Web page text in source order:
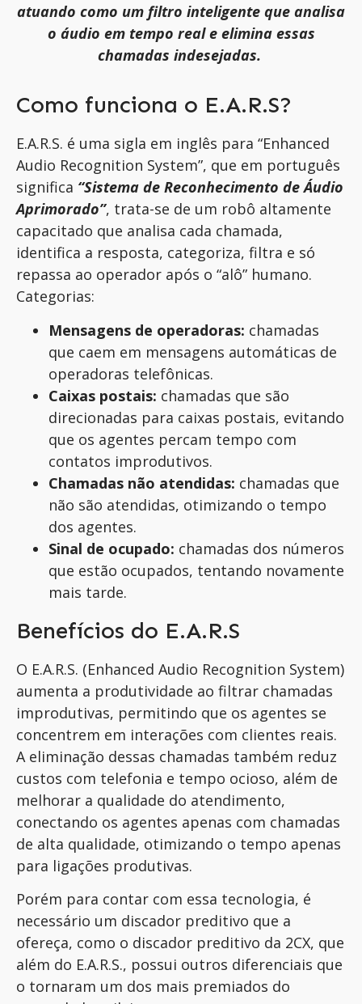
atuando como um filtro inteligente que analisa
o áudio em tempo real e elimina essas
chamadas indesejadas.
Como funciona o E.A.R.S?
E.A.R.S. é uma sigla em inglês para “Enhanced
Audio Recognition System”, que em português
significa “Sistema de Reconhecimento de Áudio
Aprimorado”, trata-se de um robô altamente
capacitado que analisa cada chamada,
identifica a resposta, categoriza, filtra e só
repassa ao operador após o “alô” humano.
Categorias:
Mensagens de operadoras: chamadas
que caem em mensagens automáticas de
operadoras telefônicas.
Caixas postais: chamadas que são
direcionadas para caixas postais, evitando
que os agentes percam tempo com
contatos improdutivos.
Chamadas não atendidas: chamadas que
não são atendidas, otimizando o tempo
dos agentes.
Sinal de ocupado: chamadas dos números
que estão ocupados, tentando novamente
mais tarde.
Benefícios do E.A.R.S
O E.A.R.S. (Enhanced Audio Recognition System)
aumenta a produtividade ao filtrar chamadas
improdutivas, permitindo que os agentes se
concentrem em interações com clientes reais.
A eliminação dessas chamadas também reduz
custos com telefonia e tempo ocioso, além de
melhorar a qualidade do atendimento,
conectando os agentes apenas com chamadas
de alta qualidade, otimizando o tempo apenas
para ligações produtivas.
Porém para contar com essa tecnologia, é
necessário um discador preditivo que a
ofereça, como o discador preditivo da 2CX, que
além do E.A.R.S., possui outros diferenciais que
o tornaram um dos mais premiados do